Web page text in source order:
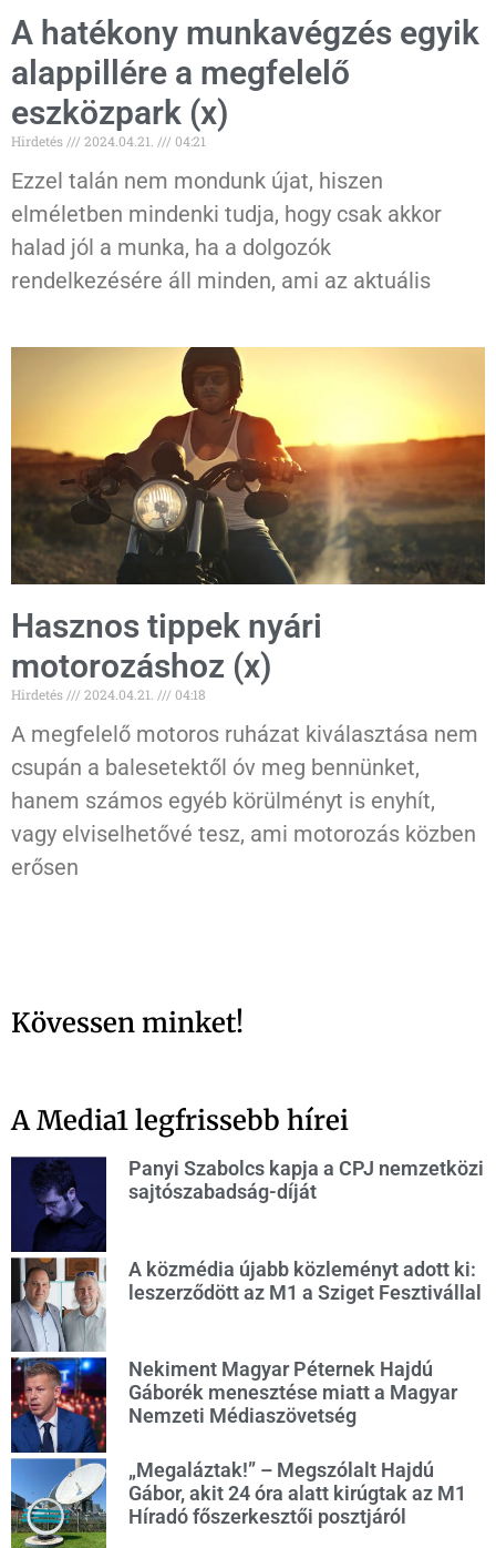
A hatékony munkavégzés egyik
alappillére a megfelelő
eszközpark (x)
Hirdetés 2024.04.21. 04:21
Ezzel talán nem mondunk újat, hiszen
elméletben mindenki tudja, hogy csak akkor
halad jól a munka, ha a dolgozók
rendelkezésére áll minden, ami az aktuális
Hasznos tippek nyári
motorozáshoz (x)
Hirdetés 2024.04.21. 04:18
A megfelelő motoros ruházat kiválasztása nem
csupán a balesetektől óv meg bennünket,
hanem számos egyéb körülményt is enyhít,
vagy elviselhetővé tesz, ami motorozás közben
erősen
Kövessen minket!
A Media1 legfrissebb hírei
Panyi Szabolcs kapja a CPJ nemzetközi
sajtószabadság-díját
A közmédia újabb közleményt adott ki:
leszerződött az M1 a Sziget Fesztivállal
Nekiment Magyar Péternek Hajdú
Gáborék menesztése miatt a Magyar
Nemzeti Médiaszövetség
„Megaláztak!” – Megszólalt Hajdú
Gábor, akit 24 óra alatt kirúgtak az M1
Híradó főszerkesztői posztjáról